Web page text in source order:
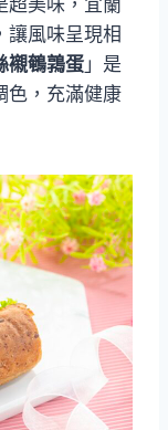
超美味，宜蘭
讓風味呈現相
襯鵪鶉蛋 」是
色，充滿健康